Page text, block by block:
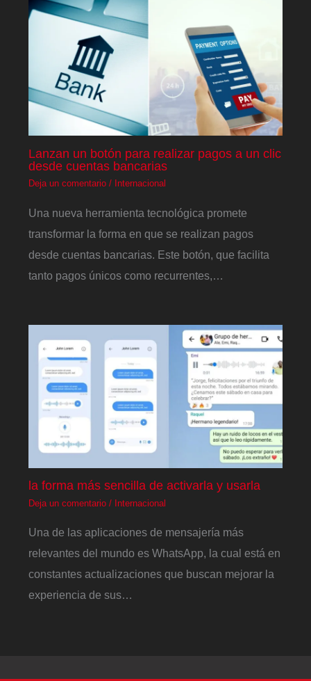
Lanzan un botón para realizar pagos a un clic
desde cuentas bancarias
Deja un comentario / Internacional
Una nueva herramienta tecnológica promete
transformar la forma en que se realizan pagos
desde cuentas bancarias. Este botón, que facilita
tanto pagos únicos como recurrentes,…
la forma más sencilla de activarla y usarla
Deja un comentario / Internacional
Una de las aplicaciones de mensajería más
relevantes del mundo es WhatsApp, la cual está en
constantes actualizaciones que buscan mejorar la
experiencia de sus…